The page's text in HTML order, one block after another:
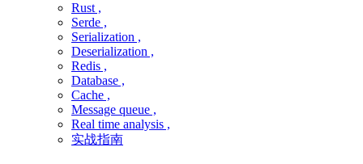
Rust ,
Serde ,
Serialization ,
Deserialization ,
Redis ,
Database ,
Cache ,
Message queue ,
Real time analysis ,
实战指南